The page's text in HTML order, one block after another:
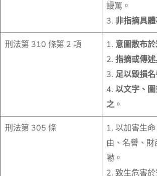
謾罵。
3. 非指摘具
刑法第 310 條第 2 項 1. 意圖散布
2. 指摘或傳
3. 足以毀損
4. 以文字、
之 。
刑法第 305 條
1. 以加害生
由、名譽、
嚇。
2. 致生危害於